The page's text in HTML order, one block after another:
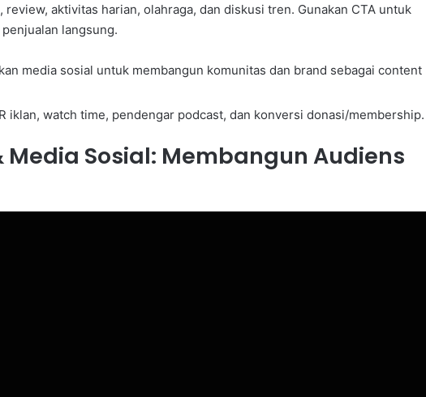
aktivitas harian, olahraga, dan diskusi tren. Gunakan CTA untuk
langsung.
media sosial untuk membangun komunitas dan brand sebagai content
iklan, watch time, pendengar podcast, dan konversi donasi/membership.
Sosial: Membangun Audiens